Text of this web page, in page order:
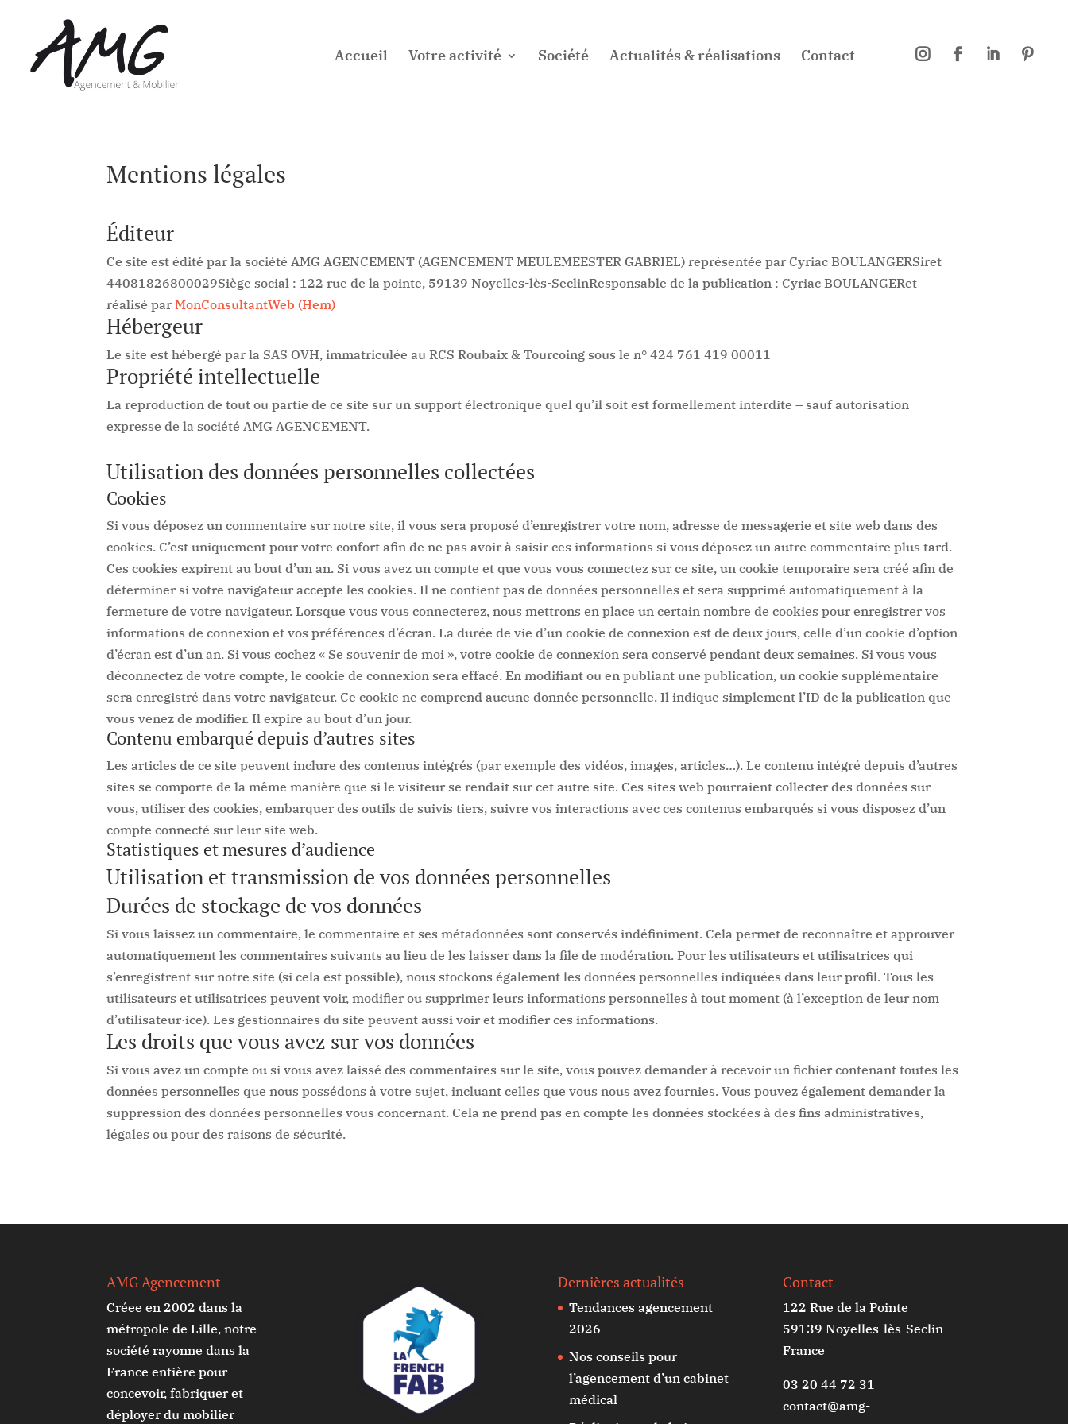
Accueil Votre activité Société Actualités & réalisations Contact    
Mentions légales
Éditeur
Ce site est édité par la société AMG AGENCEMENT (AGENCEMENT MEULEMEESTER GABRIEL) représentée par Cyriac BOULANGERSiret
44081826800029Siège social : 122 rue de la pointe, 59139 Noyelles-lès-SeclinResponsable de la publication : Cyriac BOULANGERet
réalisé parMonConsultantWeb (Hem)
Hébergeur
Le site est hébergé par la SAS OVH, immatriculée au RCS Roubaix & Tourcoing sous le n° 424 761 419 00011
Propriété intellectuelle
La reproduction de tout ou partie de ce site sur un support électronique quel qu’il soit est formellement interdite – sauf autorisation
expresse de la société AMG AGENCEMENT.
Utilisation des données personnelles collectées
Cookies
Si vous déposez un commentaire sur notre site, il vous sera proposé d’enregistrer votre nom, adresse de messagerie et site web dans des
cookies. C’est uniquement pour votre confort afin de ne pas avoir à saisir ces informations si vous déposez un autre commentaire plus tard.
Ces cookies expirent au bout d’un an. Si vous avez un compte et que vous vous connectez sur ce site, un cookie temporaire sera créé afin de
déterminer si votre navigateur accepte les cookies. Il ne contient pas de données personnelles et sera supprimé automatiquement à la
fermeture de votre navigateur.Lorsque vous vous connecterez, nous mettrons en place un certain nombre de cookies pour enregistrer vos
informations de connexion et vos préférences d’écran. La durée de vie d’un cookie de connexion est de deux jours, celle d’un cookie d’option
d’écran est d’un an. Si vous cochez « Se souvenir de moi », votre cookie de connexion sera conservé pendant deux semaines. Si vous vous
déconnectez de votre compte, le cookie de connexion sera effacé.En modifiant ou en publiant une publication, un cookie supplémentaire
sera enregistré dans votre navigateur. Ce cookie ne comprend aucune donnée personnelle. Il indique simplement l’ID de la publication que
vous venez de modifier. Il expire au bout d’un jour.
Contenu embarqué depuis d’autres sites
Les articles de ce site peuvent inclure des contenus intégrés (par exemple des vidéos, images, articles…). Le contenu intégré depuis d’autres
sites se comporte de la même manière que si le visiteur se rendait sur cet autre site.Ces sites web pourraient collecter des données sur
vous, utiliser des cookies, embarquer des outils de suivis tiers, suivre vos interactions avec ces contenus embarqués si vous disposez d’un
compte connecté sur leur site web.
Statistiques et mesures d’audience
Utilisation et transmission de vos données personnelles
Durées de stockage de vos données
Si vous laissez un commentaire, le commentaire et ses métadonnées sont conservés indéfiniment. Cela permet de reconnaître et approuver
automatiquement les commentaires suivants au lieu de les laisser dans la file de modération.Pour les utilisateurs et utilisatrices qui
s’enregistrent sur notre site (si cela est possible), nous stockons également les données personnelles indiquées dans leur profil. Tous les
utilisateurs et utilisatrices peuvent voir, modifier ou supprimer leurs informations personnelles à tout moment (à l’exception de leur nom
d’utilisateur·ice). Les gestionnaires du site peuvent aussi voir et modifier ces informations.
Les droits que vous avez sur vos données
Si vous avez un compte ou si vous avez laissé des commentaires sur le site, vous pouvez demander à recevoir un fichier contenant toutes les
données personnelles que nous possédons à votre sujet, incluant celles que vous nous avez fournies. Vous pouvez également demander la
suppression des données personnelles vous concernant. Cela ne prend pas en compte les données stockées à des fins administratives,
légales ou pour des raisons de sécurité.
AMG Agencement
Créee en 2002 dans la
métropole de Lille, notre
société rayonne dans la
France entière pour
concevoir, fabriquer et
déployer du mobilier
Dernières actualités
Tendances agencement
2026
Nos conseils pour
l’agencement d’un cabinet
médical
Contact
122 Rue de la Pointe
59139 Noyelles-lès-Seclin
France
03 20 44 72 31
contact@amg-